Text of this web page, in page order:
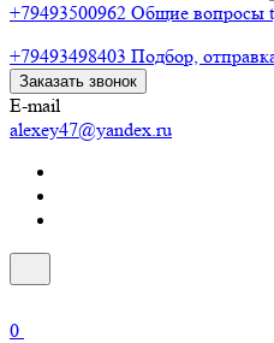
+79493500962 Общие вопросы
+79493498403 Подбор,
Заказать звонок
E-mail
alexey47@yandex.ru
0